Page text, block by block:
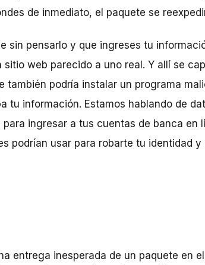
de inmediato, el paquete se
sin pensarlo y que ingreses tu
web parecido a uno real. Y allí se
también podría instalar un programa
tu información. Estamos hablando de
ingresar a tus cuentas de banca en
podrían usar para robarte tu identidad y
entrega inesperada de un paquete en